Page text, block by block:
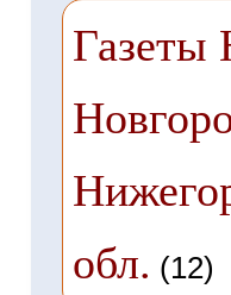
Газеты
обл. (12)